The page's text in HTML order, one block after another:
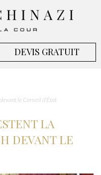
DEVIS GRATUIT
le Conseil d’État
LA
DEVANT LE